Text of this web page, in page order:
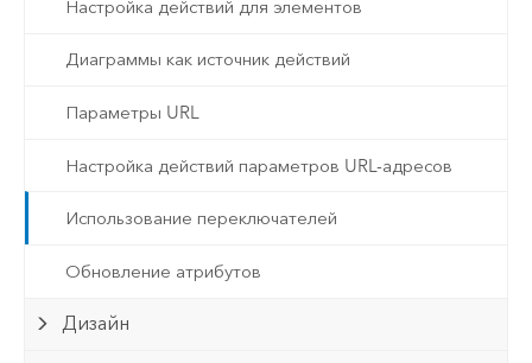
Настройка действий для элементов
Диаграммы как источник действий
Параметры URL
Настройка действий параметров URL-адресов
Использование переключателей
Обновление атрибутов
Дизайн